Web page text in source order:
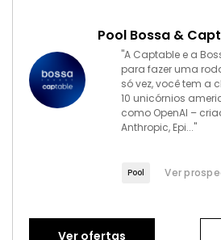
Pool Bossa &
"A Captable e a
para fazer uma
só vez, você tem a
10 unicórnios
como OpenAI –
Anthropic, Epi..."
Pool Ver
Ver ofertas